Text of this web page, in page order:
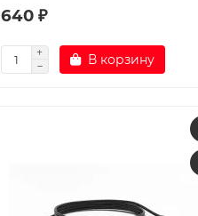
640 ₽
В корзину